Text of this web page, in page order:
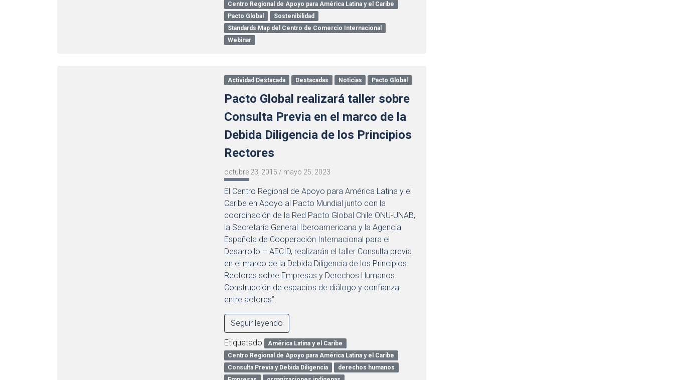
Centro Regional de Apoyo para América Latina y el Caribe
Pacto Global
Sostenibilidad
Standards Map del Centro de Comercio Internacional
Webinar
Actividad Destacada Destacadas Noticias Pacto Global
Pacto Global realizará taller sobre
Consulta Previa en el marco de la
Debida Diligencia de los Principios
Rectores
octubre 23, 2015 / mayo 25, 2023
El Centro Regional de Apoyo para América Latina y el
Caribe en Apoyo al Pacto Mundial junto con la
coordinación de la Red Pacto Global Chile ONU-UNAB,
la Secretaría General Iberoamericana y la Agencia
Española de Cooperación Internacional para el
Desarrollo – AECID, realizarán el taller Consulta previa
en el marco de la Debida Diligencia de los Principios
Rectores sobre Empresas y Derechos Humanos.
Construcción de espacios de diálogo y confianza
entre actores”.
Seguir leyendo
Etiquetado
América Latina y el Caribe
Centro Regional de Apoyo para América Latina y el Caribe
Consulta Previa y Debida Diligencia
derechos humanos